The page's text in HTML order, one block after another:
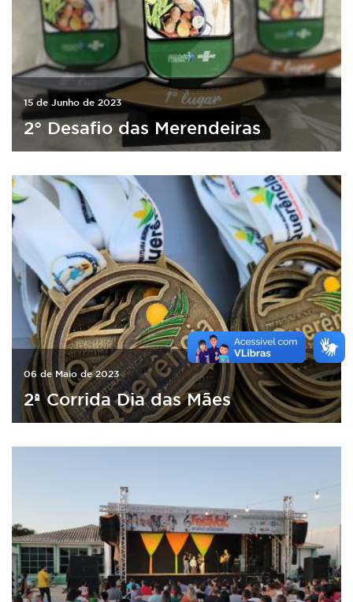
15 de Junho de 2023
2° Desafio das Merendeiras
06 de Maio de 2023
2ª Corrida Dia das Mães